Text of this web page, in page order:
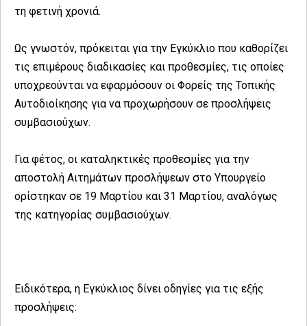
τη φετινή χρονιά.
Ως γνωστόν, πρόκειται για την Εγκύκλιο που καθορίζει
τις επιμέρους διαδικασίες και προθεσμίες, τις οποίες
υποχρεούνται να εφαρμόσουν οι Φορείς της Τοπικής
Αυτοδιοίκησης για να προχωρήσουν σε προσλήψεις
συμβασιούχων.
Για φέτος, οι καταληκτικές προθεσμίες για την
αποστολή Αιτημάτων προσλήψεων στο Υπουργείο
ορίστηκαν σε 19 Μαρτίου και 31 Μαρτίου, αναλόγως
της κατηγορίας συμβασιούχων.
Ειδικότερα, η Εγκύκλιος δίνει οδηγίες για τις εξής
προσλήψεις: